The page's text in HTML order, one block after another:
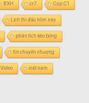
BXH cr7 Cúp C1
Lịch thi đấu hôm nay
phân tích kèo bóng
tin chuyển nhượng
Video việt nam